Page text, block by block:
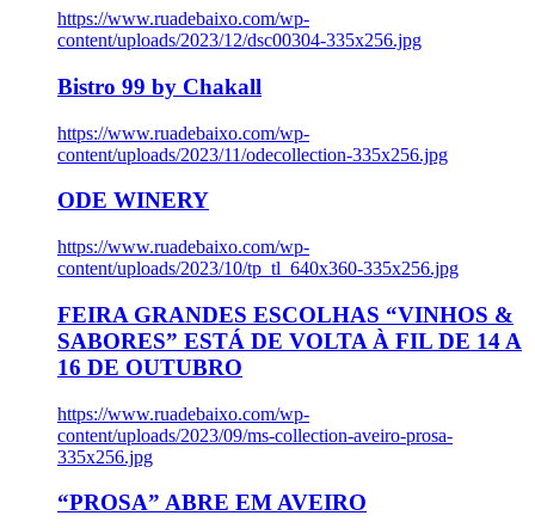
https://www.ruadebaixo.com/wp-
content/uploads/2023/12/dsc00304-335x256.jpg
Bistro 99 by Chakall
https://www.ruadebaixo.com/wp-
content/uploads/2023/11/odecollection-335x256.jpg
ODE WINERY
https://www.ruadebaixo.com/wp-
content/uploads/2023/10/tp_tl_640x360-335x256.jpg
FEIRA GRANDES ESCOLHAS “VINHOS &
SABORES” ESTÁ DE VOLTA À FIL DE 14 A
16 DE OUTUBRO
https://www.ruadebaixo.com/wp-
content/uploads/2023/09/ms-collection-aveiro-prosa-
335x256.jpg
“PROSA” ABRE EM AVEIRO